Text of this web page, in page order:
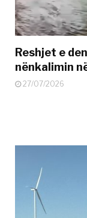
Reshjet e
nënkalimin
27/07/2026